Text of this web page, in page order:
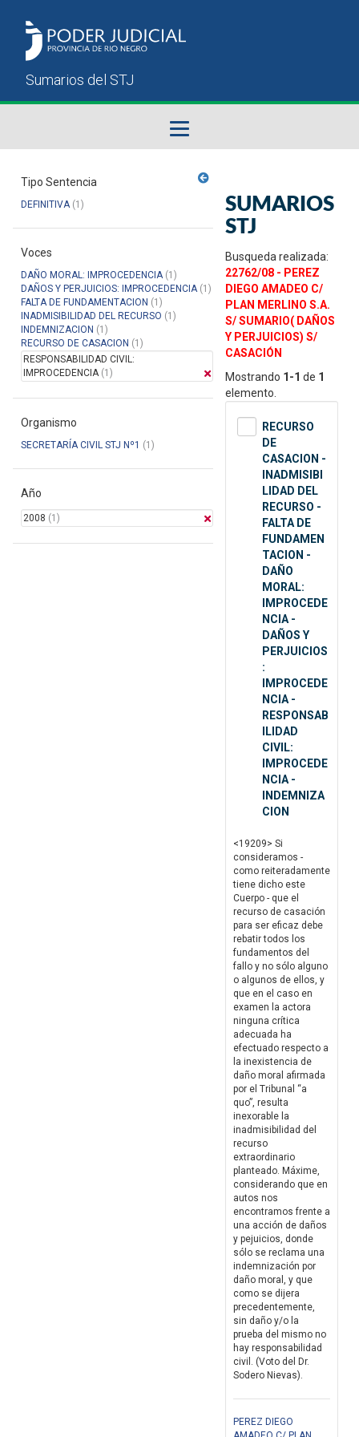
Sumarios del STJ
Manual del Usuario
Tipo Sentencia
DEFINITIVA(1)
Voces
DAÑO MORAL: IMPROCEDENCIA(1)
DAÑOS Y PERJUICIOS: IMPROCEDENCIA(1)
FALTA DE FUNDAMENTACION (1)
INADMISIBILIDAD DEL RECURSO (1)
INDEMNIZACION (1)
RECURSO DE CASACION (1)
RESPONSABILIDAD CIVIL:
IMPROCEDENCIA(1)
Organismo
SECRETARÍA CIVIL STJ Nº1 (1)
Año
2008 (1)
SUMARIOS
STJ
Busqueda realizada:
22762/08 - PEREZ
DIEGO AMADEO C/
PLAN MERLINO S.A.
S/ SUMARIO( DAÑOS
Y PERJUICIOS) S/
CASACIÓN
Mostrando 1-1 de 1
elemento.
RECURSO
DE
CASACION -
INADMISIBI
LIDAD DEL
RECURSO -
FALTA DE
FUNDAMEN
TACION -
DAÑO
MORAL:
IMPROCEDE
NCIA -
DAÑOS Y
PERJUICIOS
:
IMPROCEDE
NCIA -
RESPONSAB
ILIDAD
CIVIL:
IMPROCEDE
NCIA -
INDEMNIZA
CION
<19209> Si
consideramos -
como reiteradamente
tiene dicho este
Cuerpo - que el
recurso de casación
para ser eficaz debe
rebatir todos los
fundamentos del
fallo y no sólo alguno
o algunos de ellos, y
que en el caso en
examen la actora
ninguna crítica
adecuada ha
efectuado respecto a
la inexistencia de
daño moral afirmada
por el Tribunal “a
quo”, resulta
inexorable la
inadmisibilidad del
recurso
extraordinario
planteado. Máxime,
considerando que en
autos nos
encontramos frente a
una acción de daños
y pejuicios, donde
sólo se reclama una
indemnización por
daño moral, y que
como se dijera
precedentemente,
sin daño y/o la
prueba del mismo no
hay responsabilidad
civil. (Voto del Dr.
Sodero Nievas).
PEREZ DIEGO